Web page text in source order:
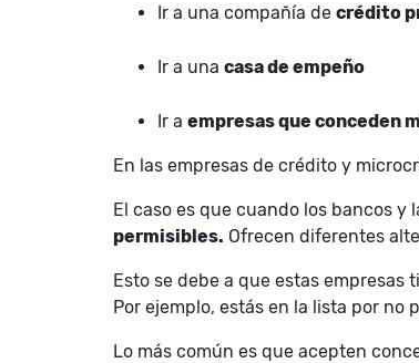
Ir a una compañía de crédito
Ir a una casa de empeño
Ir a empresas que conceden
En las empresas de crédito y
El caso es que cuando los bancos
permisibles. Ofrecen diferentes
Esto se debe a que estas
Por ejemplo, estás en la lista por
Lo más común es que acepten